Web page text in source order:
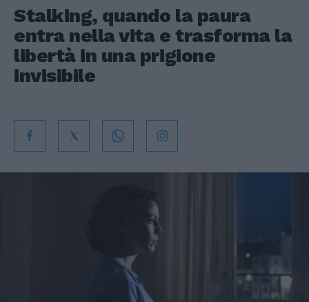
Stalking, quando la paura
entra nella vita e trasforma la
libertà in una prigione
invisibile